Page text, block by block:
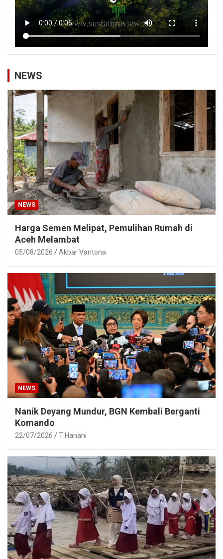
NEWS
NEWS
Harga Semen Melipat, Pemulihan Rumah di
Aceh Melambat
05/08/2026 Akbar Vantona
NEWS
Nanik Deyang Mundur, BGN Kembali Berganti
Komando
22/07/2026 T Hanani